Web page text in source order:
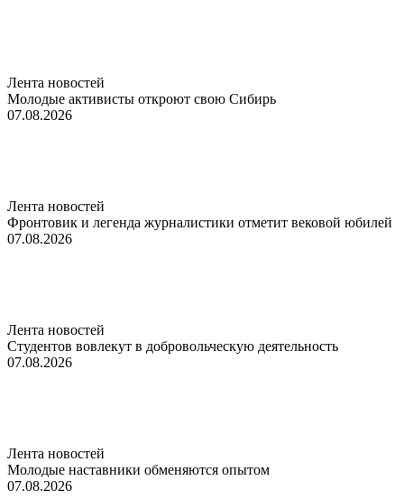
Лента новостей
Молодые активисты откроют свою Сибирь
07.08.2026
Лента новостей
Фронтовик и легенда журналистики отметит вековой юбилей
07.08.2026
Лента новостей
Студентов вовлекут в добровольческую деятельность
07.08.2026
Лента новостей
Молодые наставники обменяются опытом
07.08.2026